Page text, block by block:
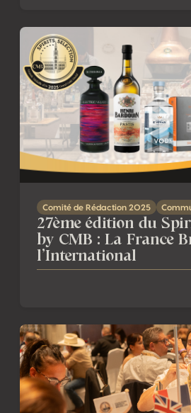
27ème édition du Spirits
Comité de Rédaction 2025
27ème édition du
by CMB : La France
l’International
27e Spirits Selection by CMB :